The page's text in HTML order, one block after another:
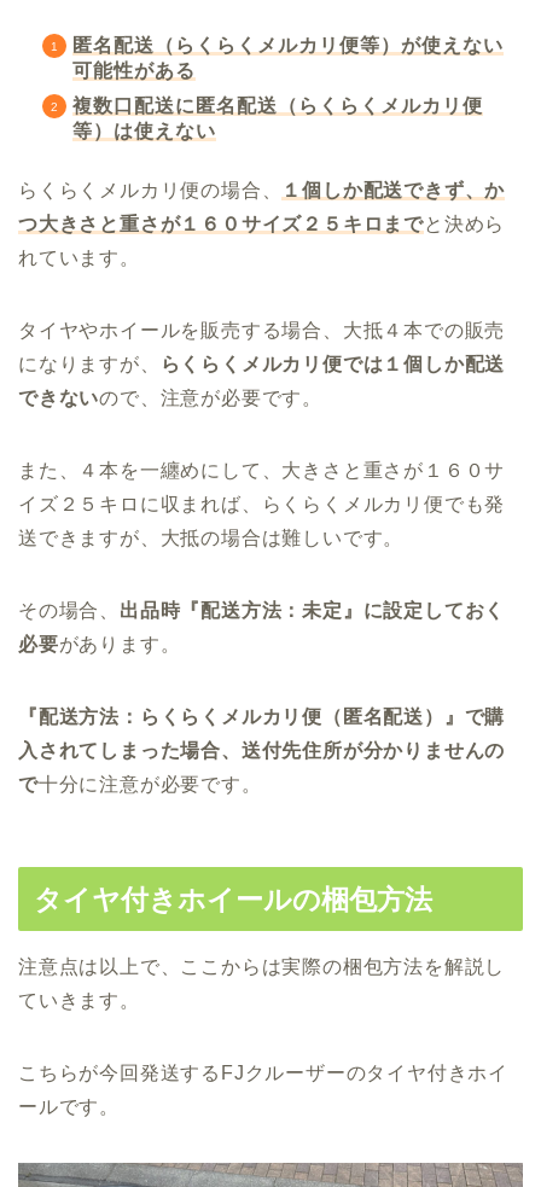
匿名配送（らくらくメルカリ便等）が使えない
可能性がある
複数口配送に匿名配送（らくらくメルカリ便
等）は使えない
らくらくメルカリ便の場合、
１個しか配送できず、か
つ大きさと重さが１６０サイズ２５キロまでと決めら
れています。
タイヤやホイールを販売する場合、大抵４本での販売
になりますが、
らくらくメルカリ便では１個しか配送
できないので、注意が必要です。
また、４本を一纏めにして、大きさと重さが１６０サ
イズ２５キロに収まれば、らくらくメルカリ便でも発
送できますが、大抵の場合は難しいです。
その場合、 出品時『配送方法：未定』に設定しておく
必要があります。
『配送方法：らくらくメルカリ便（匿名配送）』で購
入されてしまった場合、送付先住所が分かりませんの
で十分に注意が必要です。
タイヤ付きホイールの梱包方法
注意点は以上で、ここからは実際の梱包方法を解説し
ていきます。
こちらが今回発送するFJクルーザーのタイヤ付きホイ
ールです。